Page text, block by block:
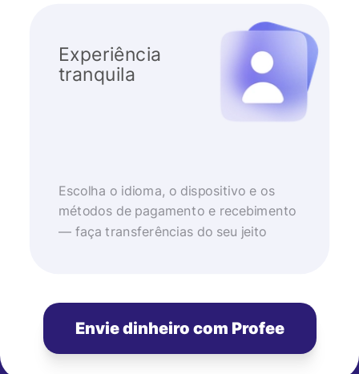
Experiência
tranquila
Escolha o idioma, o dispositivo e os
métodos de pagamento e recebimento
— faça transferências do seu jeito
Envie dinheiro com Profee